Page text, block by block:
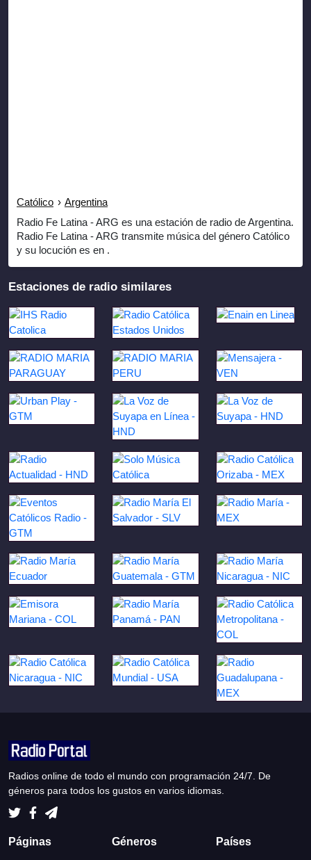
Católico › Argentina
Radio Fe Latina - ARG es una estación de radio de Argentina.
Radio Fe Latina - ARG transmite música del género Católico
y su locución es en .
Estaciones de radio similares
Radios online de todo el mundo con programación 24/7. De
géneros para todos los gustos en varios idiomas.
Páginas Géneros Países